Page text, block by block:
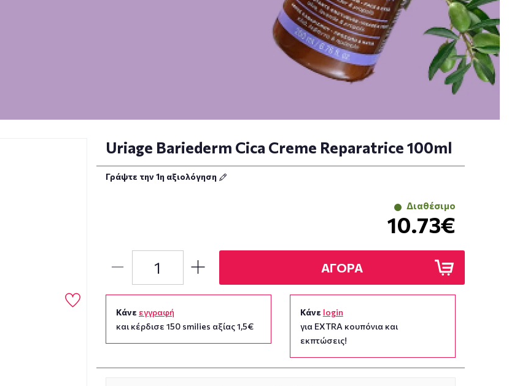
Uriage Bariederm Cica Creme Reparatrice 100ml
Γράψτε την 1η αξιολόγηση
Διαθέσιμο
10.73€
ΑΓΟΡΑ
Κάνε εγγραφή
και κέρδισε 150 smilies αξίας 1,5€
Κάνε login
για EXTRA κουπόνια και
εκπτώσεις!